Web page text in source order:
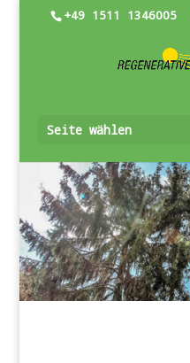
+49 1511 1346005
Seite wählen